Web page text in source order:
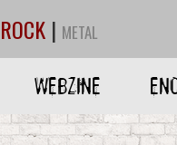
ROCK | METAL
WEBZINE